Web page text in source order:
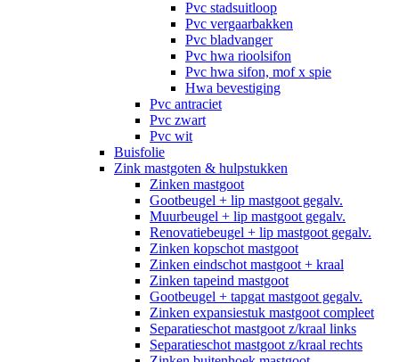
Pvc stadsuitloop
Pvc vergaarbakken
Pvc bladvanger
Pvc hwa rioolsifon
Pvc hwa sifon, mof x spie
Hwa bevestiging
Pvc antraciet
Pvc zwart
Pvc wit
Buisfolie
Zink mastgoten & hulpstukken
Zinken mastgoot
Gootbeugel + lip mastgoot gegalv.
Muurbeugel + lip mastgoot gegalv.
Renovatiebeugel + lip mastgoot gegalv.
Zinken kopschot mastgoot
Zinken eindschot mastgoot + kraal
Zinken tapeind mastgoot
Gootbeugel + tapgat mastgoot gegalv.
Zinken expansiestuk mastgoot compleet
Separatieschot mastgoot z/kraal links
Separatieschot mastgoot z/kraal rechts